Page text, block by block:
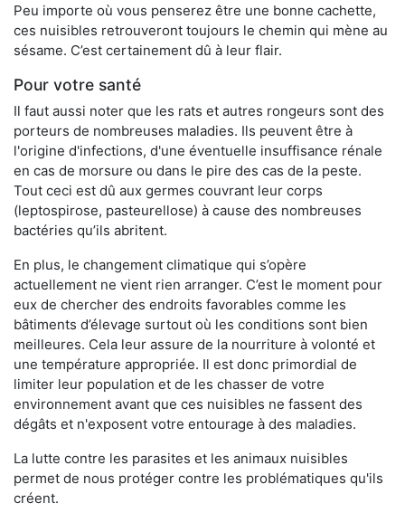
Peu importe où vous penserez être une bonne cachette,
ces nuisibles retrouveront toujours le chemin qui mène au
sésame. C’est certainement dû à leur flair.
Pour votre santé
Il faut aussi noter que les rats et autres rongeurs sont des
porteurs de nombreuses maladies. Ils peuvent être à
l'origine d'infections, d'une éventuelle insuffisance rénale
en cas de morsure ou dans le pire des cas de la peste.
Tout ceci est dû aux germes couvrant leur corps
(leptospirose, pasteurellose) à cause des nombreuses
bactéries qu’ils abritent.
En plus, le changement climatique qui s’opère
actuellement ne vient rien arranger. C’est le moment pour
eux de chercher des endroits favorables comme les
bâtiments d’élevage surtout où les conditions sont bien
meilleures. Cela leur assure de la nourriture à volonté et
une température appropriée. Il est donc primordial de
limiter leur population et de les chasser de votre
environnement avant que ces nuisibles ne fassent des
dégâts et n'exposent votre entourage à des maladies.
La lutte contre les parasites et les animaux nuisibles
permet de nous protéger contre les problématiques qu'ils
créent.